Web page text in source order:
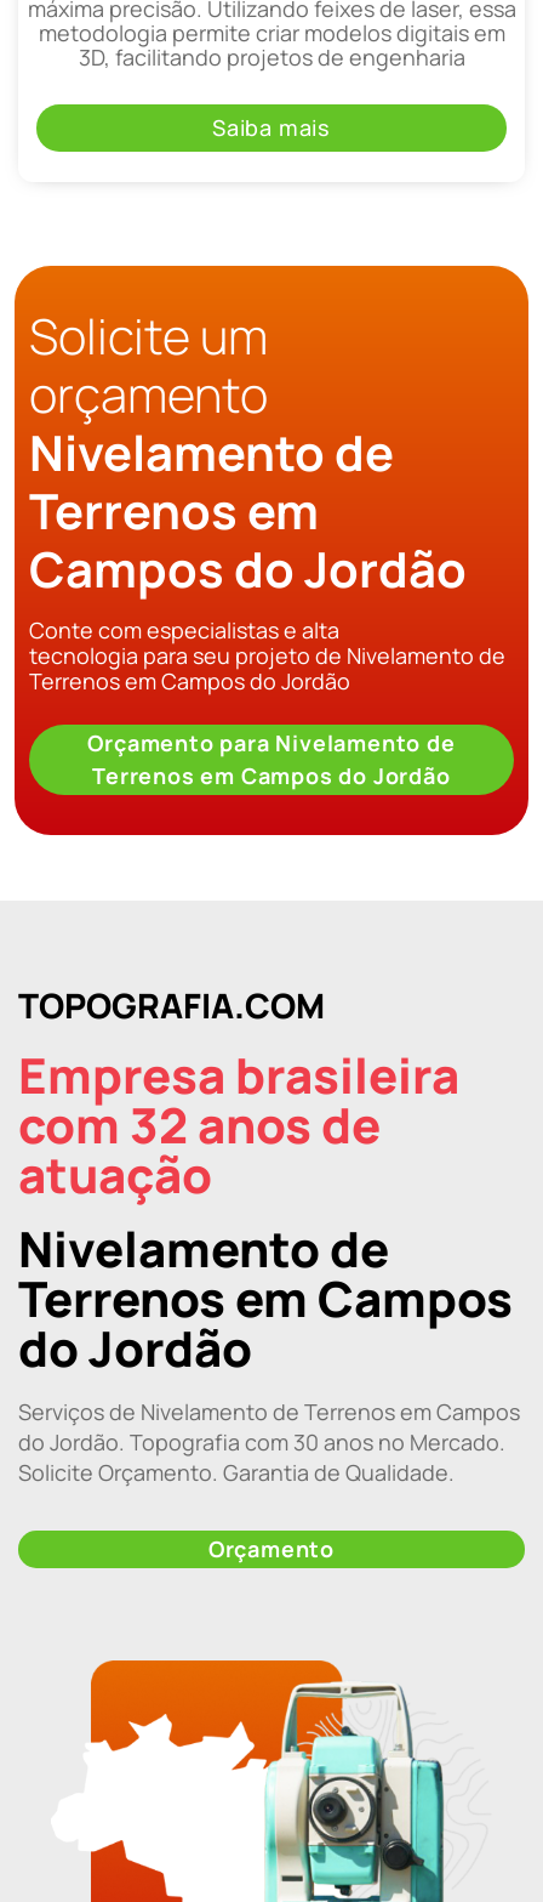
máxima precisão. Utilizando feixes de laser, essa
metodologia permite criar modelos digitais em
3D, facilitando projetos de engenharia
Saiba mais
Solicite um
orçamento
Nivelamento de
Terrenos em
Campos do Jordão
Conte com especialistas e alta
tecnologia para seu projeto de Nivelamento de
Terrenos em Campos do Jordão
Orçamento para Nivelamento de
Terrenos em Campos do Jordão
TOPOGRAFIA.COM
Empresa brasileira
com 32 anos de
atuação
Nivelamento de
Terrenos em Campos
do Jordão
Serviços de Nivelamento de Terrenos em Campos
do Jordão. Topografia com 30 anos no Mercado.
Solicite Orçamento. Garantia de Qualidade.
Orçamento